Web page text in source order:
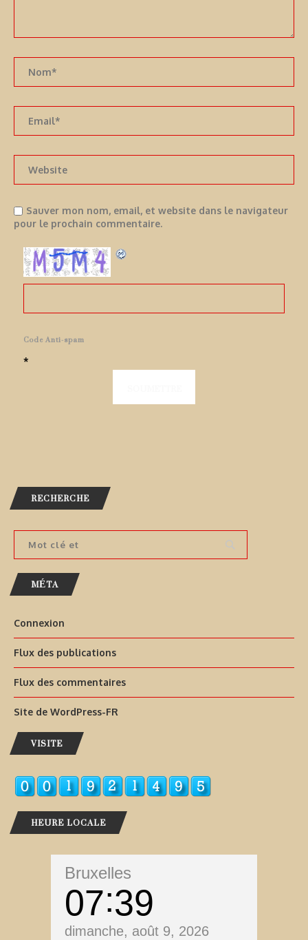
Sauver mon nom, email, et website dans le navigateur
pour le prochain commentaire.
Code Anti-spam
*
RECHERCHE
MÉTA
Connexion
Flux des publications
Flux des commentaires
Site de WordPress-FR
VISITE
HEURE LOCALE
Bruxelles
07 39
dimanche, août 9, 2026